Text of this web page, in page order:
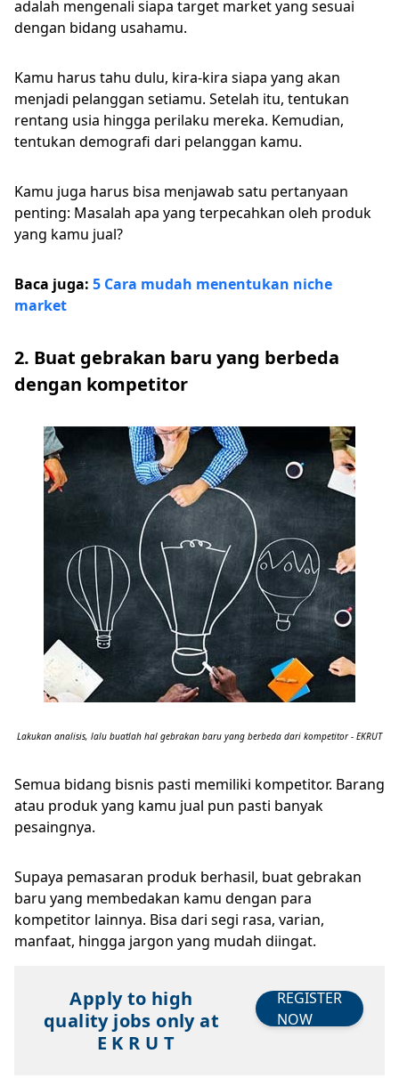
adalah mengenali siapa target market yang sesuai
dengan bidang usahamu.
Kamu harus tahu dulu, kira-kira siapa yang akan
menjadi pelanggan setiamu. Setelah itu, tentukan
rentang usia hingga perilaku mereka. Kemudian,
tentukan demografi dari pelanggan kamu.
Kamu juga harus bisa menjawab satu pertanyaan
penting: Masalah apa yang terpecahkan oleh produk
yang kamu jual?
Baca juga: 5 Cara mudah menentukan niche
market
2. Buat gebrakan baru yang berbeda
dengan kompetitor
Lakukan analisis, lalu buatlah hal gebrakan baru yang berbeda dari kompetitor - EKRUT
Semua bidang bisnis pasti memiliki kompetitor. Barang
atau produk yang kamu jual pun pasti banyak
pesaingnya.
Supaya pemasaran produk berhasil, buat gebrakan
baru yang membedakan kamu dengan para
kompetitor lainnya. Bisa dari segi rasa, varian,
manfaat, hingga jargon yang mudah diingat.
Apply to high
quality jobs only at
E K R U T
REGISTER
NOW